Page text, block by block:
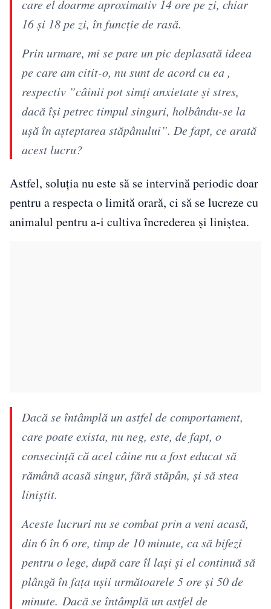
care el doarme aproximativ 14 ore pe zi, chiar
16 și 18 pe zi, în funcție de rasă.
Prin urmare, mi se pare un pic deplasată ideea
pe care am citit-o, nu sunt de acord cu ea ,
respectiv ”câinii pot simți anxietate și stres,
dacă își petrec timpul singuri, holbându-se la
ușă în așteptarea stăpânului”. De fapt, ce arată
acest lucru?
Astfel, soluția nu este să se intervină periodic doar
pentru a respecta o limită orară, ci să se lucreze cu
animalul pentru a-i cultiva încrederea și liniștea.
Dacă se întâmplă un astfel de comportament,
care poate exista, nu neg, este, de fapt, o
consecință că acel câine nu a fost educat să
rămână acasă singur, fără stăpân, și să stea
liniștit.
Aceste lucruri nu se combat prin a veni acasă,
din 6 în 6 ore, timp de 10 minute, ca să bifezi
pentru o lege, după care îl lași și el continuă să
plângă în fața ușii următoarele 5 ore și 50 de
minute. Dacă se întâmplă un astfel de